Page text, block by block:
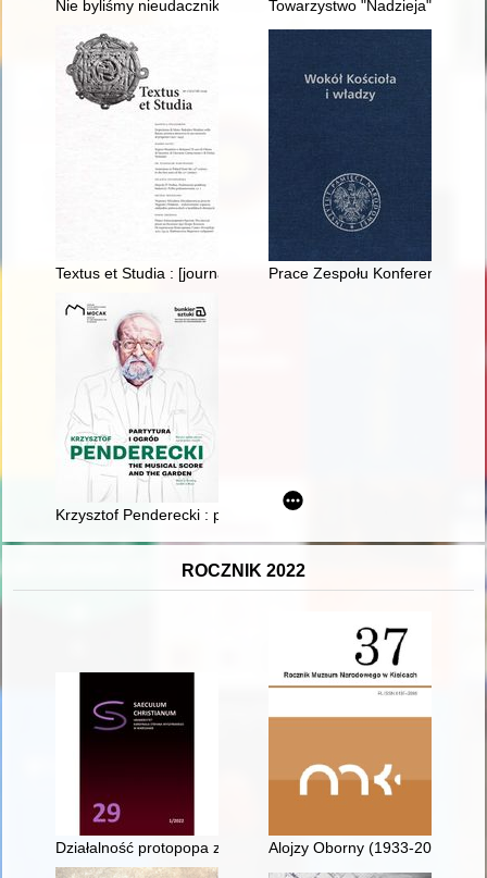
Nie byliśmy nieudacznikami Towarzystwo "Nadzieja" i jego
Textus et Studia : [journal of the Centre for Research on the
Prace Zespołu Konferencji
Krzysztof Penderecki : partytura i ogród : muzyka wobec
ROCZNIK 2022
Działalność protopopa zabłudowskiego Nestora Kuźmicza
Alojzy Oborny (1933-2022)